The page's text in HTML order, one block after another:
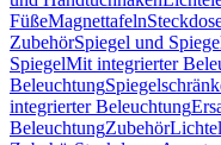
FüßeMagnettafeln
ZubehörSpiegel und
SpiegelMit integrierter
Beleuchtung
integrierter Beleuchtung
BeleuchtungZubehör